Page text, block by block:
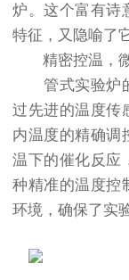
炉。这个富有诗
特征，又隐喻了
精密控温，微
管式实验炉的
过先进的温度传
内温度的精确调
温下的催化反应
种精准的温度控
环境，确保了实